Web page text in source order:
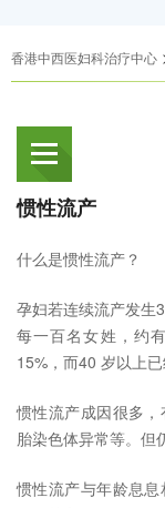
香港中西医妇科治疗中心
惯性流产
什么是惯性流产？
孕妇若连续流产发生
每一百名女姓，约
15%，而40 岁以上
惯性流产成因很多
胎染色体异常等。但
惯性流产与年龄息